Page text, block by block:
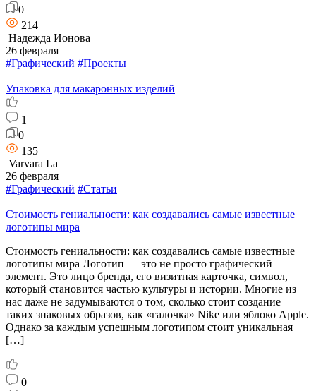
0
214
Надежда Ионова
26 февраля
#Графический #Проекты
Упаковка для макаронных изделий
1
0
135
Varvara La
26 февраля
#Графический #Статьи
Стоимость гениальности: как создавались самые известные
логотипы мира
Стоимость гениальности: как создавались самые известные
логотипы мира Логотип — это не просто графический
элемент. Это лицо бренда, его визитная карточка, символ,
который становится частью культуры и истории. Многие из
нас даже не задумываются о том, сколько стоит создание
таких знаковых образов, как «галочка» Nike или яблоко Apple.
Однако за каждым успешным логотипом стоит уникальная
[…]
0